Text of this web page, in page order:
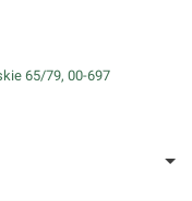
65/79, 00-697